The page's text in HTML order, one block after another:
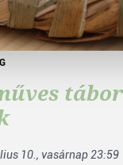
10., vasárnap 23:59